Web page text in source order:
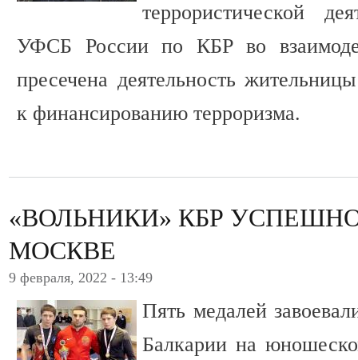
террористической
УФСБ России по КБР во
пресечена деятельность
к финансированию терроризма.
«ВОЛЬНИКИ» КБР
МОСКВЕ
9 февраля, 2022 - 13:49
Пять медалей
Балкарии на